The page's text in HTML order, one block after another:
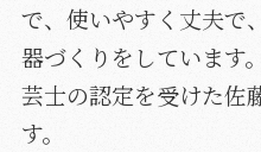
で、使いやすく丈夫で
器づくりをしています
芸士の認定を受けた佐
す。